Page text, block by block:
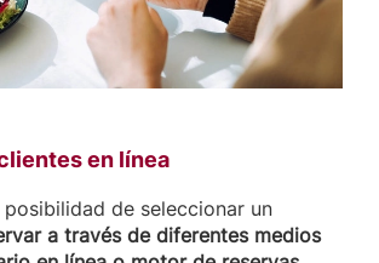
en línea
posibilidad de seleccionar un
a través de diferentes medios